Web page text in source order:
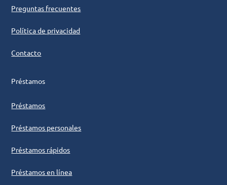
Preguntas frecuentes
Política de privacidad
Contacto
Préstamos
Préstamos
Préstamos personales
Préstamos rápidos
Préstamos en línea